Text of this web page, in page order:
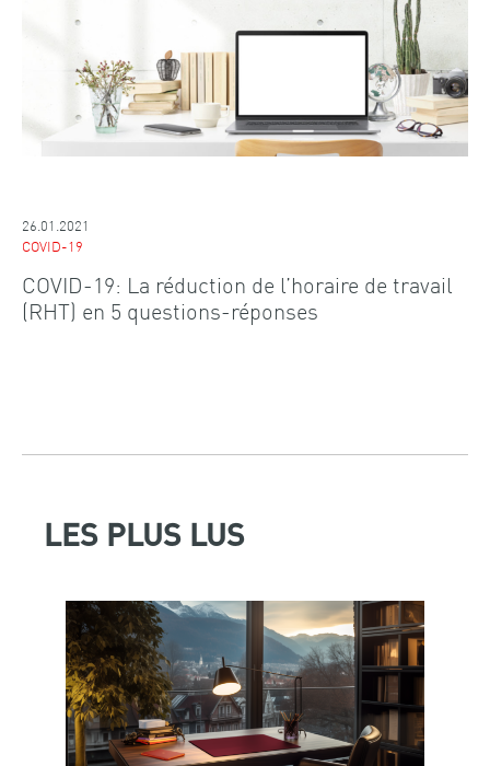
26.01.2021
COVID-19
COVID-19: La réduction de l’horaire de travail
(RHT) en 5 questions-réponses
LES PLUS LUS